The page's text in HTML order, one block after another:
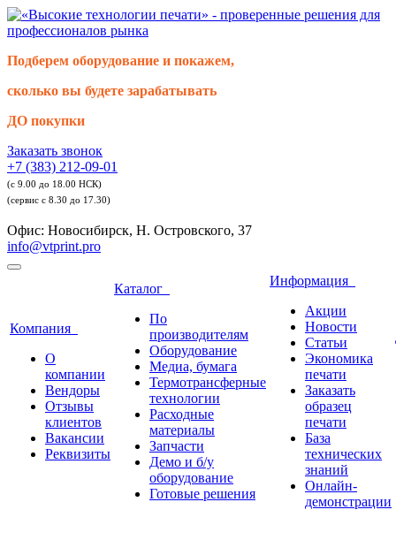
Подберем оборудование и покажем,
сколько вы будете зарабатывать
ДО покупки
Заказать звонок
+7 (383) 212-09-01
(с 9.00 до 18.00 НСК)
(сервис с 8.30 до 17.30)
Офис: Новосибирск, Н. Островского, 37
info@vtprint.pro
Компания
О
компании
Вендоры
Отзывы
клиентов
Вакансии
Реквизиты
Каталог
По
производителям
Оборудование
Медиа, бумага
Термотрансферные
технологии
Расходные
материалы
Запчасти
Демо и б/у
оборудование
Готовые решения
Информация
Акции
Новости
Статьи
Экономика
печати
Заказать
образец
печати
База
технических
знаний
Онлайн-
демонстрации